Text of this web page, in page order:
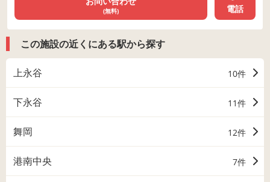
(無料) 電話
この施設の近くにある駅から探す
上永谷 10件
下永谷 11件
舞岡 12件
港南中央 7件